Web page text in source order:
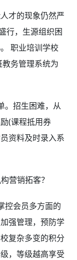
才的现象仍然严
行，生源组织困
职业培训学校
务管理系统为
。招生困难，从
(课程抵用券
资料及时录入系
控会员多方面的
强管理，预防学
复杂多变的积分
，等级越高享受